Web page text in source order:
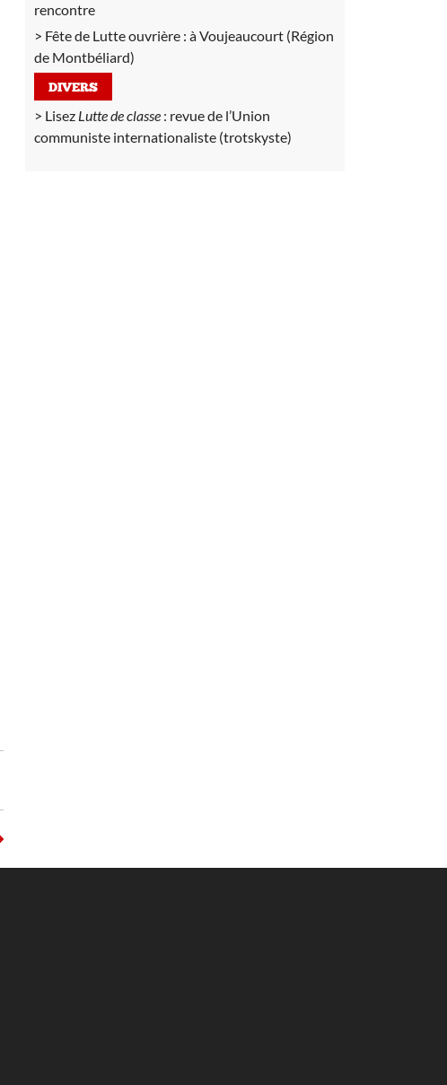
rencontre
Fête de Lutte ouvrière : à Voujeaucourt (Région
de Montbéliard)
DIVERS
Lisez Lutte de classe : revue de l’Union
communiste internationaliste (trotskyste)